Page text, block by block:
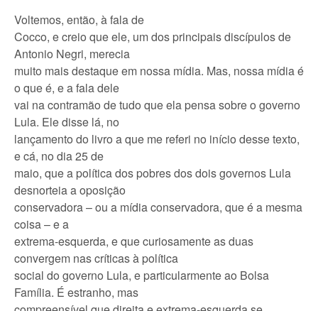
Voltemos, então, à fala de
Cocco, e creio que ele, um dos principais discípulos de
Antonio Negri, merecia
muito mais destaque em nossa mídia. Mas, nossa mídia é
o que é, e a fala dele
vai na contramão de tudo que ela pensa sobre o governo
Lula. Ele disse lá, no
lançamento do livro a que me referi no início desse texto,
e cá, no dia 25 de
maio, que a política dos pobres dos dois governos Lula
desnorteia a oposição
conservadora – ou a mídia conservadora, que é a mesma
coisa – e a
extrema-esquerda, e que curiosamente as duas
convergem nas críticas à política
social do governo Lula, e particularmente ao Bolsa
Família. É estranho, mas